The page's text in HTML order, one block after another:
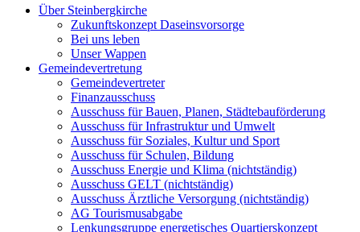
Über Steinbergkirche
Zukunftskonzept Daseinsvorsorge
Bei uns leben
Unser Wappen
Gemeindevertretung
Gemeindevertreter
Finanzausschuss
Ausschuss für Bauen, Planen, Städtebauförderung
Ausschuss für Infrastruktur und Umwelt
Ausschuss für Soziales, Kultur und Sport
Ausschuss für Schulen, Bildung
Ausschuss Energie und Klima (nichtständig)
Ausschuss GELT (nichtständig)
Ausschuss Ärztliche Versorgung (nichtständig)
AG Tourismusabgabe
Lenkungsgruppe energetisches Quartierskonzept